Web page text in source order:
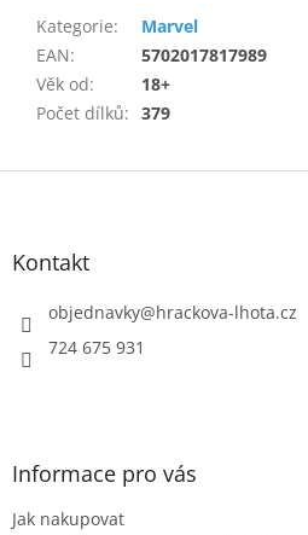
Kategorie:
Marvel
EAN:
5702017817989
Věk od:
18+
Počet dílků: 379
Z
Kontakt
objednavky@hrackova-lhota.cz
724 675 931
Informace pro vás
Jak nakupovat